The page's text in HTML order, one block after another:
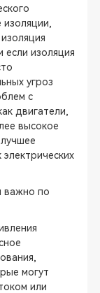
изоляция
угроз
с
двигатели,
высокое
важно по
могут
или